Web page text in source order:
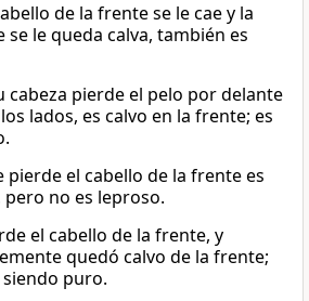
de la frente se le cae y la
se le queda calva, también es
cabeza pierde el pelo por delante
lados, es calvo en la frente; es
pierde el cabello de la frente es
pero no es leproso.
el cabello de la frente, y
quedó calvo de la frente;
puro.